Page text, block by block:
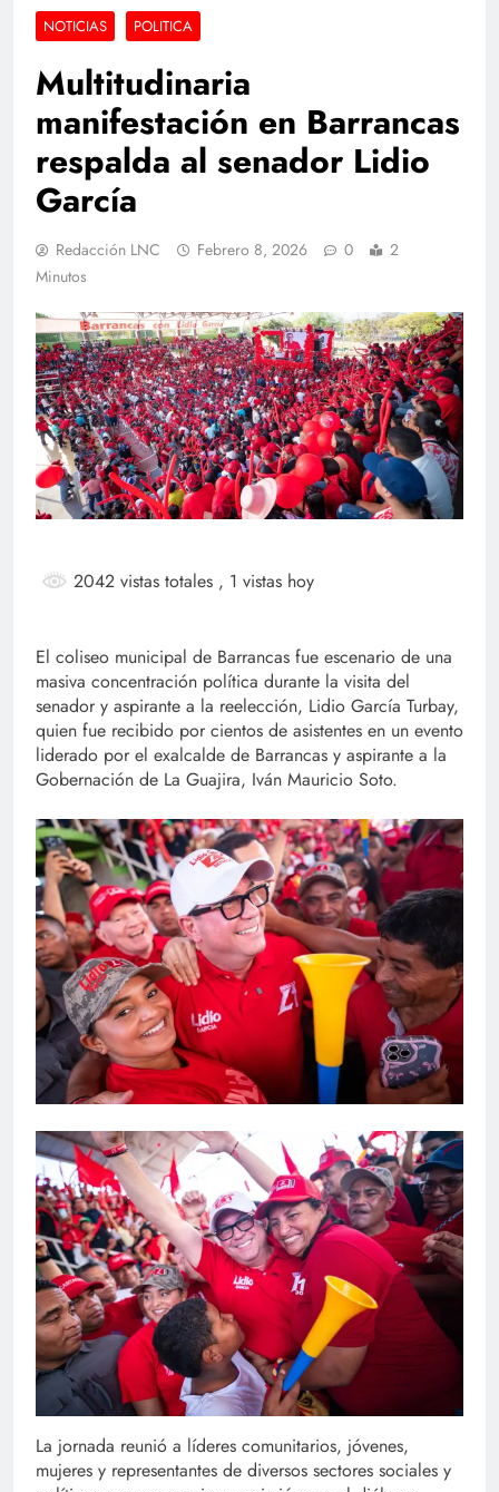
NOTICIAS POLITICA
Multitudinaria
manifestación en Barrancas
respalda al senador Lidio
García
Redacción LNC Febrero 8, 2026 0
2
Minutos
2042 vistas totales , 1 vistas hoy
El coliseo municipal de Barrancas fue escenario de una
masiva concentración política durante la visita del
senador y aspirante a la reelección, Lidio García Turbay,
quien fue recibido por cientos de asistentes en un evento
liderado por el exalcalde de Barrancas y aspirante a la
Gobernación de La Guajira, Iván Mauricio Soto.
La jornada reunió a líderes comunitarios, jóvenes,
mujeres y representantes de diversos sectores sociales y